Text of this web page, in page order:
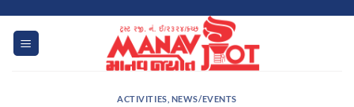
content
ACTIVITIES NEWS/EVENTS